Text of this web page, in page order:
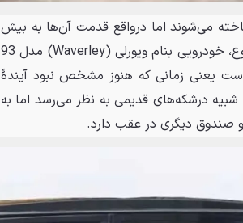
می‌شوند اما درواقع قدمت آن‌ها به بیش
از یک قرن پیش بازمی‌گردد. یکی از مصادیق این موضوع، خودرویی بنام ویورلی (Waverley) مدل 93
یعنی زمانی که هنوز مشخص نبود آیندهٔ
درشکه‌های قدیمی به نظر می‌رسد اما به
صندوق دیگری در عقب دارد.